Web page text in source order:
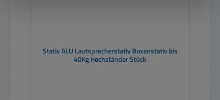
Stativ ALU Lautsprecherstativ Boxenstativ bis
40Kg Hochständer Stück